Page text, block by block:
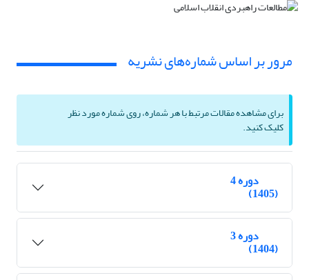
مرور بر اساس شماره‌های نشریه
برای مشاهده مقالات مرتبط با هر شماره، روی شماره مورد نظر
کلیک کنید.
دوره 4
(1405)
دوره 3
(1404)